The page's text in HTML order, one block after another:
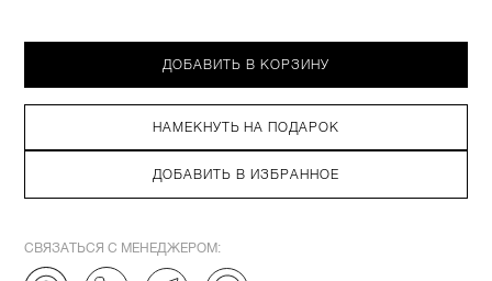
ДОБАВИТЬ В КОРЗИНУ
НАМЕКНУТЬ НА ПОДАРОК
ДОБАВИТЬ В ИЗБРАННОЕ
СВЯЗАТЬСЯ С МЕНЕДЖЕРОМ: